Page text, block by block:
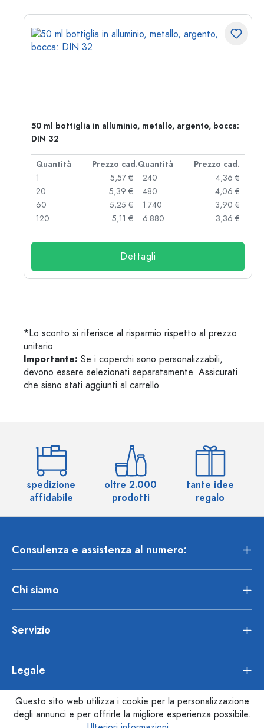
50 ml bottiglia in alluminio, metallo, argento, bocca:
DIN 32
Quantità Prezzo cad.Quantità
Prezzo cad.
1
5,57 €
20
5,39 €
60
5,25 €
120
5,11 €
240
4,36 €
480
4,06 €
1.740
3,90 €
6.880
3,36 €
Dettagli
*Lo sconto si riferisce al risparmio rispetto al prezzo
unitario
Importante: Se i coperchi sono personalizzabili,
devono essere selezionati separatamente. Assicurati
che siano stati aggiunti al carrello.
spedizione
affidabile
oltre 2.000
prodotti
tante idee
regalo
Consulenza e assistenza al numero:
Chi siamo
Servizio
Legale
Questo sito web utilizza i cookie per la personalizzazione
degli annunci e per offrirle la migliore esperienza possibile.